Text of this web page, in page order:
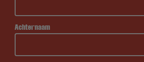
Achternaam